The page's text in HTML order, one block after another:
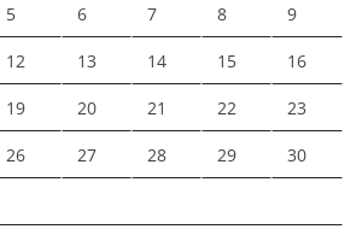
5 6 7 8 9
12 13 14 15 16
19 20 21 22 23
26 27 28 29 30